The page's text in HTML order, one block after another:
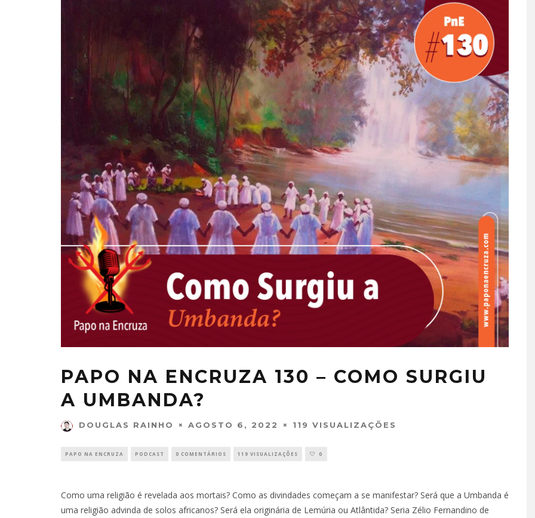
PAPO NA ENCRUZA 130 – COMO SURGIU
A UMBANDA?
DOUGLAS RAINHO AGOSTO 6, 2022 119 VISUALIZAÇÕES
PAPO NA ENCRUZA PODCAST 0 COMENTÁRIOS 119 VISUALIZAÇÕES 0
Como uma religião é revelada aos mortais? Como as divindades começam a se manifestar? Será que a Umbanda é
uma religião advinda de solos africanos? Será ela originária de Lemúria ou Atlântida? Seria Zélio Fernandino de